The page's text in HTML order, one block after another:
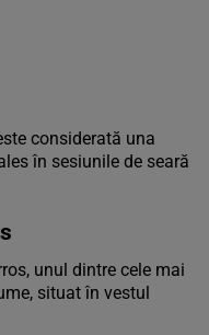
considerată una
în sesiunile de seară
unul dintre cele mai
situat în vestul